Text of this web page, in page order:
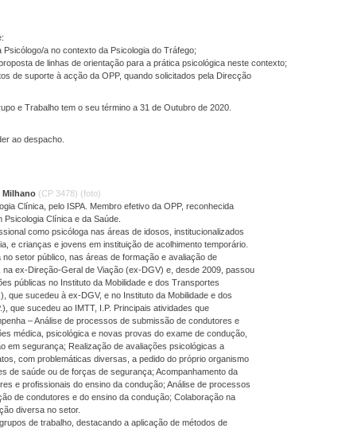
Psicólogo/a no contexto da Psicologia do Tráfego;
de linhas de orientação para a prática psicológica neste contexto;
de suporte à acção da OPP, quando solicitados pela Direcção
e Trabalho tem o seu término a 31 de Outubro de 2020.
ao despacho.
Milhano (CP 3478) (foto)
Clínica, pelo ISPA. Membro efetivo da OPP, reconhecida
Psicologia Clínica e da Saúde.
como psicóloga nas áreas de idosos, institucionalizados
e crianças e jovens em instituição de acolhimento temporário.
no setor público, nas áreas de formação e avaliação de
na ex-Direção-Geral de Viação (ex-DGV) e, desde 2009, passou
públicas no Instituto da Mobilidade e dos Transportes
que sucedeu à ex-DGV, e no Instituto da Mobilidade e dos
que sucedeu ao IMTT, I.P. Principais atividades que
– Análise de processos de submissão de condutores e
médica, psicológica e novas provas do exame de condução,
em segurança; Realização de avaliações psicológicas a
com problemáticas diversas, a pedido do próprio organismo
de saúde ou de forças de segurança; Acompanhamento da
e profissionais do ensino da condução; Análise de processos
de condutores e do ensino da condução; Colaboração na
diversa no setor.
de trabalho, destacando a aplicação de métodos de